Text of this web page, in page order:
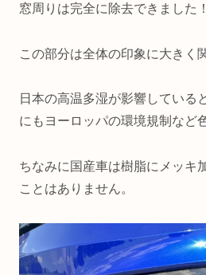
窓周りは完全に除去できました！
この部分は全体の印象に大きく
日本の高温多湿が影響している
にもヨーロッパの環境規制など
ちなみに国産車は樹脂にメッキ
ことはありません。